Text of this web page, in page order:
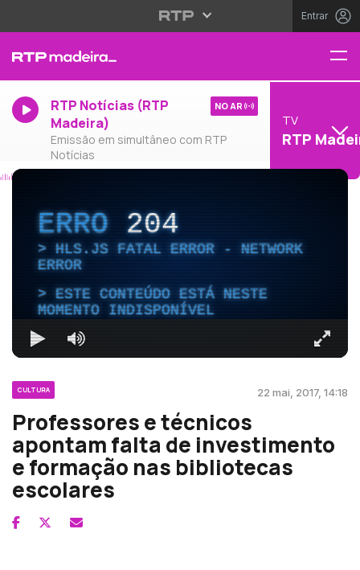
Entrar
RTP Notícias (RTP
Madeira)
Emissão em simultâneo com RTP
Notícias
NO AR
TV
RTP
ERRO204
HLS.JS FATAL ERROR - NETWORK
ERROR
ESTE CONTEÚDO ESTÁ NESTE
MOMENTO INDISPONÍVEL
CULTURA 22 mai, 2017, 14:18
Professores e técnicos
apontam falta de investimento
e formação nas bibliotecas
escolares